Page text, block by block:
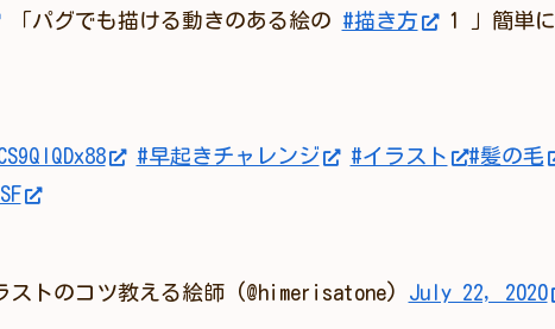
「パグでも描ける動きのある絵の #描き方
1 」簡単に
#早起きチャレンジ #イラスト
#髪の毛
トのコツ教える絵師 (@himerisatone) July 22, 2020